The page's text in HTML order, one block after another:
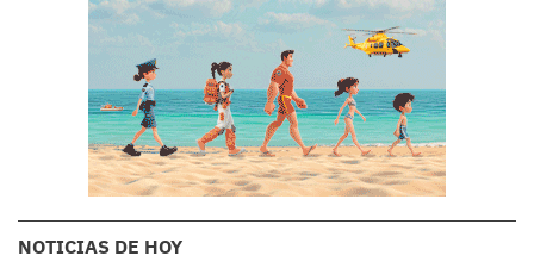
NOTICIAS DE HOY